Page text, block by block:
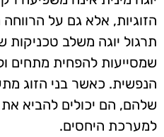
הזוגיות, אלא גם על
תרגול יוגה משלב טכניקות
שמסייעות להפחית מתחים
הנפשית. כאשר בני הזוג
שלהם, הם יכולים להביא
למערכת היחסים.